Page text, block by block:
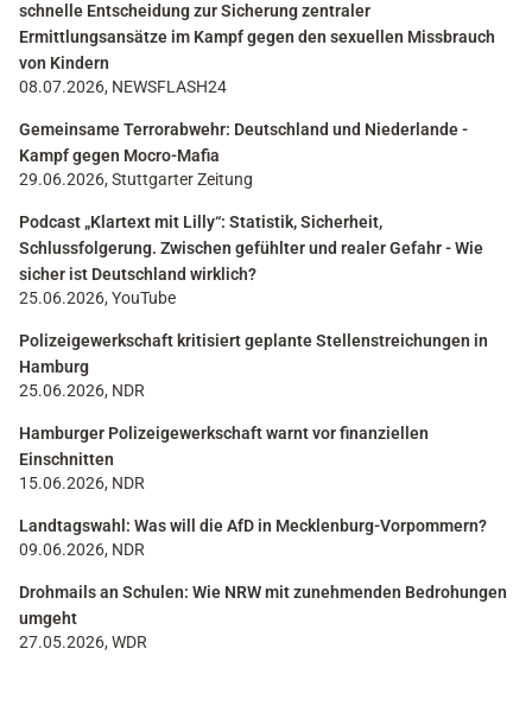
schnelle Entscheidung zur Sicherung zentraler
Ermittlungsansätze im Kampf gegen den sexuellen Missbrauch
von Kindern
08.07.2026, NEWSFLASH24
Gemeinsame Terrorabwehr: Deutschland und Niederlande -
Kampf gegen Mocro-Mafia
29.06.2026, Stuttgarter Zeitung
Podcast „Klartext mit Lilly“: Statistik, Sicherheit,
Schlussfolgerung. Zwischen gefühlter und realer Gefahr - Wie
sicher ist Deutschland wirklich?
25.06.2026, YouTube
Polizeigewerkschaft kritisiert geplante Stellenstreichungen in
Hamburg
25.06.2026, NDR
Hamburger Polizeigewerkschaft warnt vor finanziellen
Einschnitten
15.06.2026, NDR
Landtagswahl: Was will die AfD in Mecklenburg-Vorpommern?
09.06.2026, NDR
Drohmails an Schulen: Wie NRW mit zunehmenden Bedrohungen
umgeht
27.05.2026, WDR